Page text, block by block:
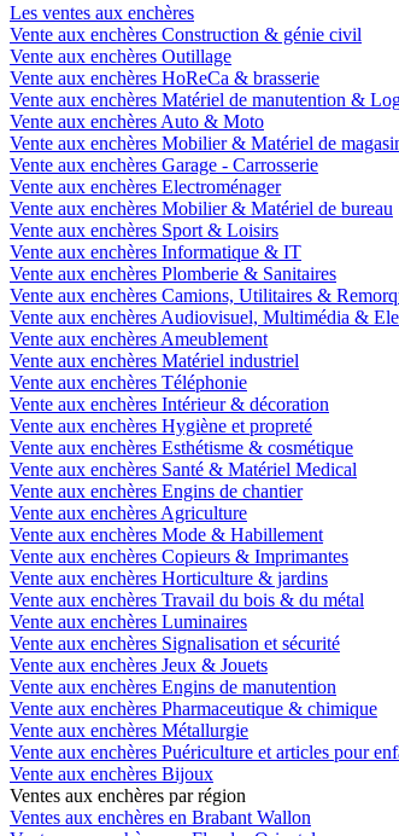
Les ventes aux enchères
Vente aux enchères Construction & génie civil
Vente aux enchères Outillage
Vente aux enchères HoReCa & brasserie
Vente aux enchères Matériel de manutention &
Vente aux enchères Auto & Moto
Vente aux enchères Mobilier & Matériel de
Vente aux enchères Garage - Carrosserie
Vente aux enchères Electroménager
Vente aux enchères Mobilier & Matériel de bureau
Vente aux enchères Sport & Loisirs
Vente aux enchères Informatique & IT
Vente aux enchères Plomberie & Sanitaires
Vente aux enchères Camions, Utilitaires &
Vente aux enchères Audiovisuel, Multimédia &
Vente aux enchères Ameublement
Vente aux enchères Matériel industriel
Vente aux enchères Téléphonie
Vente aux enchères Intérieur & décoration
Vente aux enchères Hygiène et propreté
Vente aux enchères Esthétisme & cosmétique
Vente aux enchères Santé & Matériel Medical
Vente aux enchères Engins de chantier
Vente aux enchères Agriculture
Vente aux enchères Mode & Habillement
Vente aux enchères Copieurs & Imprimantes
Vente aux enchères Horticulture & jardins
Vente aux enchères Travail du bois & du métal
Vente aux enchères Luminaires
Vente aux enchères Signalisation et sécurité
Vente aux enchères Jeux & Jouets
Vente aux enchères Engins de manutention
Vente aux enchères Pharmaceutique & chimique
Vente aux enchères Métallurgie
Vente aux enchères Puériculture et articles pour
Vente aux enchères Bijoux
Ventes aux enchères par région
Ventes aux enchères en Brabant Wallon